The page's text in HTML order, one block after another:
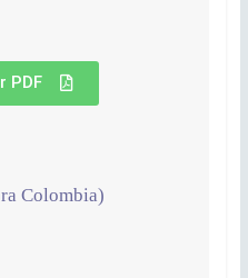
PDF
Colombia)